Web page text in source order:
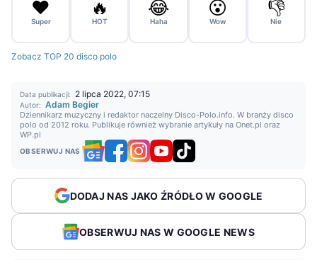
❤️
Super
🔥
HOT
😂
Haha
😮
Wow
👎
Nie
Zobacz TOP 20 disco polo
Data publikacji: 2 lipca 2022, 07:15
Autor: Adam Begier
Dziennikarz muzyczny i redaktor naczelny Disco-Polo.info. W branży disco
polo od 2012 roku. Publikuje również wybranie artykuły na Onet.pl oraz
WP.pl
OBSERWUJ NAS
DODAJ NAS JAKO ŹRÓDŁO W GOOGLE
OBSERWUJ NAS W GOOGLE NEWS